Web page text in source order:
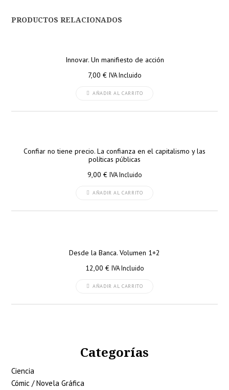
PRODUCTOS RELACIONADOS
Innovar. Un manifiesto de acción
7,00 € IVA Incluido
AÑADIR AL CARRITO
Confiar no tiene precio. La confianza en el capitalismo y las
políticas públicas
9,00 € IVA Incluido
AÑADIR AL CARRITO
Desde la Banca. Volumen 1+2
12,00 € IVA Incluido
AÑADIR AL CARRITO
Categorías
Ciencia
Cómic / Novela Gráfica